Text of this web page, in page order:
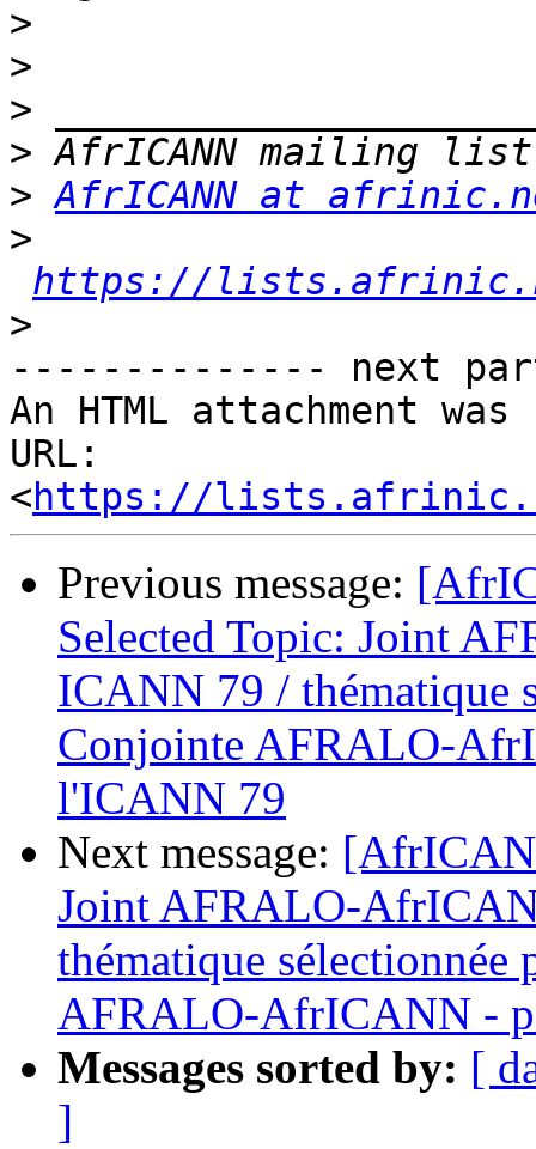
>
>
>
>
> AfrICANN at
>
https://
>
-------------- next
An HTML attachment
URL:
<https://
Previous message:
Selected Topic: Joint
ICANN 79 / thématique
Conjointe AFRALO-
l'ICANN 79
Next message:
Joint AFRALO-
thématique
AFRALO-AfrICANN -
Messages sorted by: [
]